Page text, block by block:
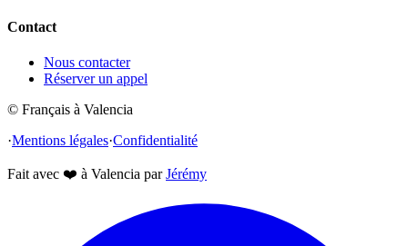
Contact
Nous contacter
Réserver un appel
© Français à Valencia
·Mentions légales·Confidentialité
Fait avec ❤️ à Valencia par Jérémy